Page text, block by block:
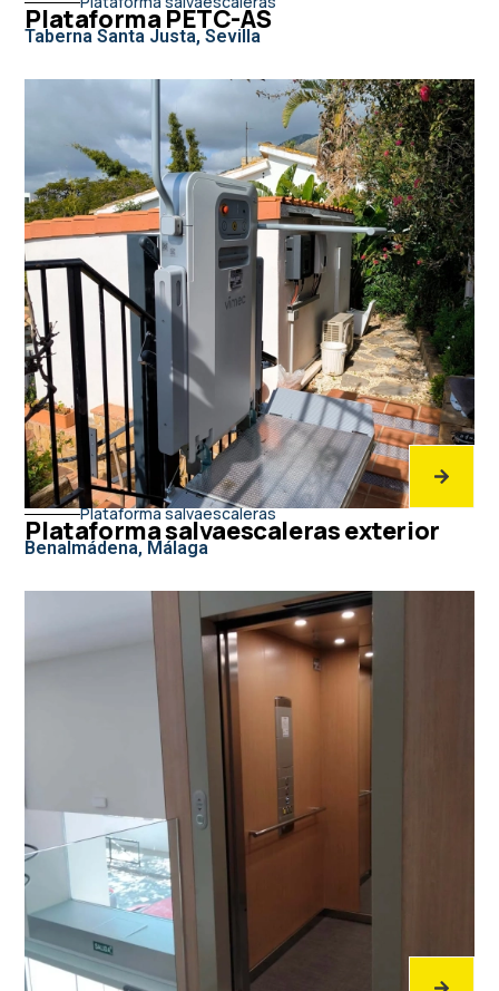
Plataforma PETC-AS
Taberna Santa Justa, Sevilla
Plataforma salvaescaleras
Plataforma salvaescaleras exterior
Benalmádena, Málaga